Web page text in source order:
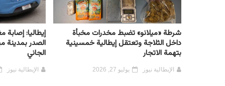
شرطة «ميلانو» تضبط مخدرات مخبأة
داخل الثلاجة وتعتقل إيطالية خمسينية
بتهمة الاتجار
الإيطالية نيوز يوليو 27, 2026
إيطاليا:
الصدر بمدينة
الجاني
الإيطالية نيوز